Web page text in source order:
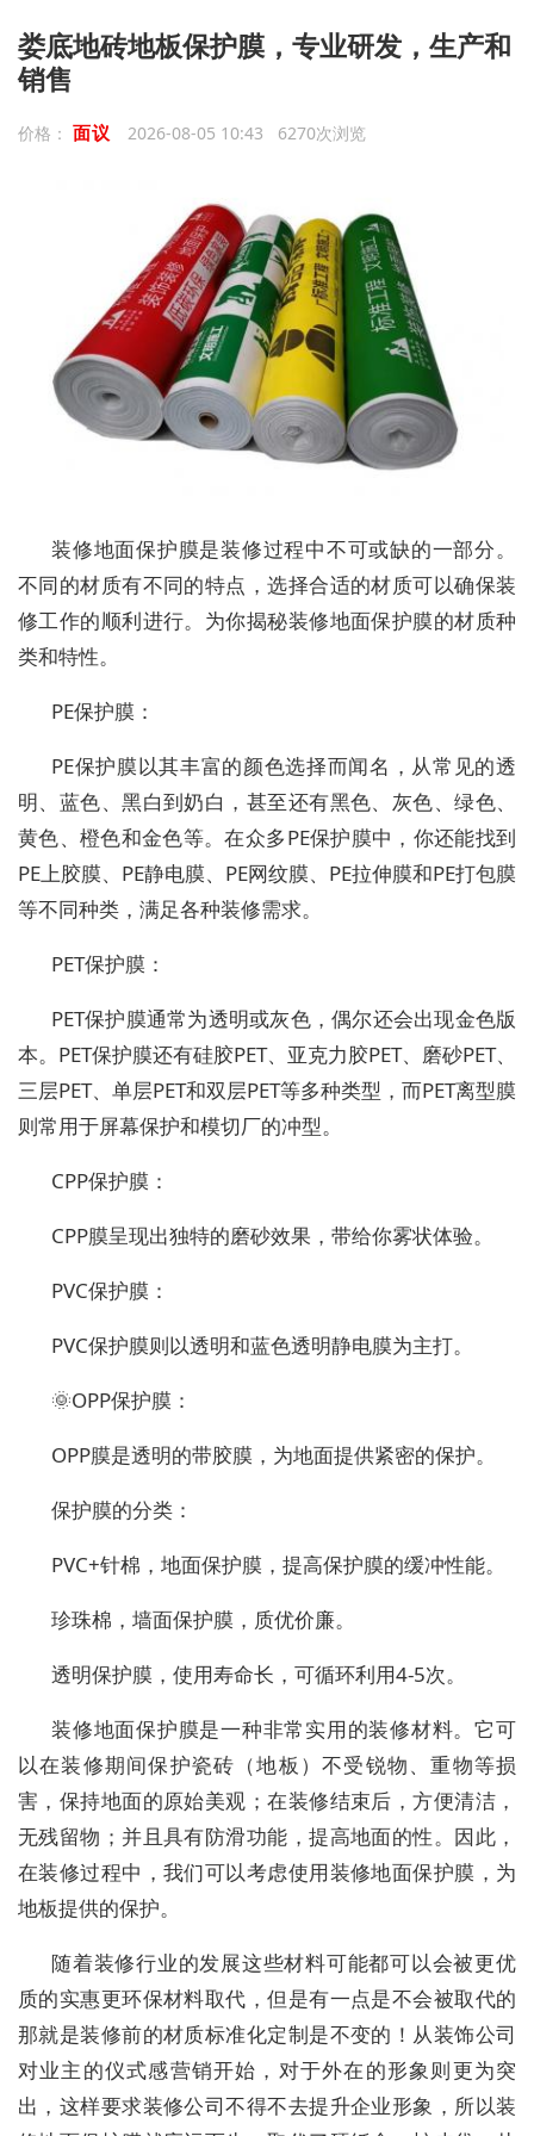
娄底地砖地板保护膜，专业研发，生产和
销售
价格： 面议 2026-08-05 10:43 6270次浏览
装修地面保护膜是装修过程中不可或缺的一部分。
不同的材质有不同的特点，选择合适的材质可以确保装
修工作的顺利进行。为你揭秘装修地面保护膜的材质种
类和特性。
PE保护膜：
PE保护膜以其丰富的颜色选择而闻名，从常见的透
明、蓝色、黑白到奶白，甚至还有黑色、灰色、绿色、
黄色、橙色和金色等。在众多PE保护膜中，你还能找到
PE上胶膜、PE静电膜、PE网纹膜、PE拉伸膜和PE打包膜
等不同种类，满足各种装修需求。
PET保护膜：
PET保护膜通常为透明或灰色，偶尔还会出现金色版
本。PET保护膜还有硅胶PET、亚克力胶PET、磨砂PET、
三层PET、单层PET和双层PET等多种类型，而PET离型膜
则常用于屏幕保护和模切厂的冲型。
CPP保护膜：
CPP膜呈现出独特的磨砂效果，带给你雾状体验。
PVC保护膜：
PVC保护膜则以透明和蓝色透明静电膜为主打。
🌞OPP保护膜：
OPP膜是透明的带胶膜，为地面提供紧密的保护。
保护膜的分类：
PVC+针棉，地面保护膜，提高保护膜的缓冲性能。
珍珠棉，墙面保护膜，质优价廉。
透明保护膜，使用寿命长，可循环利用4-5次。
装修地面保护膜是一种非常实用的装修材料。它可
以在装修期间保护瓷砖（地板）不受锐物、重物等损
害，保持地面的原始美观；在装修结束后，方便清洁，
无残留物；并且具有防滑功能，提高地面的性。因此，
在装修过程中，我们可以考虑使用装修地面保护膜，为
地板提供的保护。
随着装修行业的发展这些材料可能都可以会被更优
质的实惠更环保材料取代，但是有一点是不会被取代的
那就是装修前的材质标准化定制是不变的！从装饰公司
对业主的仪式感营销开始，对于外在的形象则更为突
出，这样要求装修公司不得不去提升企业形象，所以装